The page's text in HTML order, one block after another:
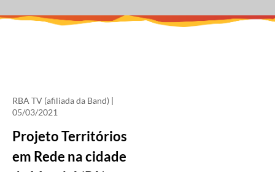
RBA TV (afiliada da Band) |
05/03/2021
Projeto Territórios
em Rede na cidade